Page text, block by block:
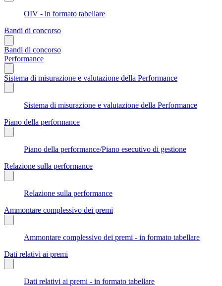
OIV - in formato tabellare
Bandi di concorso
Bandi di concorso
Performance
Sistema di misurazione e valutazione della Performance
Sistema di misurazione e valutazione della Performance
Piano della performance
Piano della performance/Piano esecutivo di gestione
Relazione sulla performance
Relazione sulla performance
Ammontare complessivo dei premi
Ammontare complessivo dei premi - in formato tabellare
Dati relativi ai premi
Dati relativi ai premi - in formato tabellare